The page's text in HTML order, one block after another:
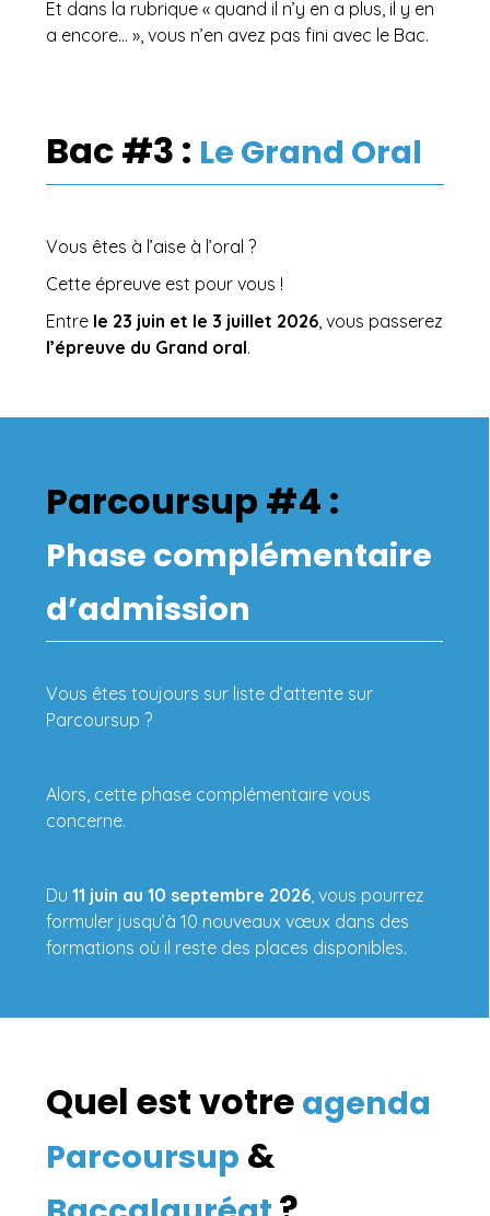
Et dans la rubrique « quand il n’y en a plus, il y en
a encore… », vous n’en avez pas fini avec le Bac.
Bac #3 : Le Grand Oral
Vous êtes à l’aise à l’oral ?
Cette épreuve est pour vous !
Entre le 23 juin et le 3 juillet 2026 , vous passerez
l’épreuve du Grand oral.
Parcoursup #4 :
Phase complémentaire
d’admission
Vous êtes toujours sur liste d’attente sur
Parcoursup ?
Alors, cette phase complémentaire vous
concerne.
Du11 juin au 10 septembre 2026 , vous pourrez
formuler jusqu’à 10 nouveaux vœux dans des
formations où il reste des places disponibles.
Quel est votre agenda
Parcoursup &